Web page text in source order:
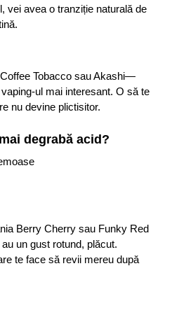
vei avea o tranziție naturală de
Tobacco sau Akashi—
ul mai interesant. O să te
nu devine plictisitor.
degrabă acid?
Berry Cherry sau Funky Red
un gust rotund, plăcut.
te face să revii mereu după